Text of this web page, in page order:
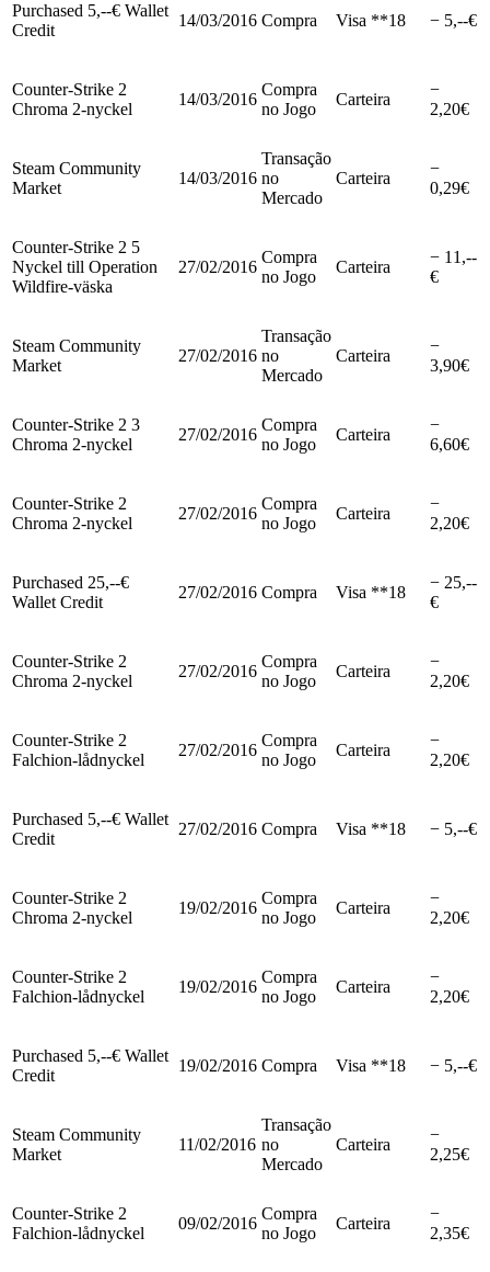
Purchased 5,--€ Wallet
Credit
14/03/2016 Compra Visa **18 − 5,--€
Counter-Strike 2
Chroma 2-nyckel
14/03/2016
Compra
no Jogo
Carteira
−
2,20€
Steam Community
Market
14/03/2016
Transação
no
Mercado
Carteira
−
0,29€
Counter-Strike 2 5
Nyckel till Operation
Wildfire-väska
27/02/2016
Compra
no Jogo
Carteira
− 11,--
€
Steam Community
Market
27/02/2016
Transação
no
Mercado
Carteira
−
3,90€
Counter-Strike 2 3
Chroma 2-nyckel
27/02/2016
Compra
no Jogo
Carteira
−
6,60€
Counter-Strike 2
Chroma 2-nyckel
27/02/2016
Compra
no Jogo
Carteira
−
2,20€
Purchased 25,--€
Wallet Credit
27/02/2016 Compra Visa **18
− 25,--
€
Counter-Strike 2
Chroma 2-nyckel
27/02/2016
Compra
no Jogo
Carteira
−
2,20€
Counter-Strike 2
Falchion-lådnyckel
27/02/2016
Compra
no Jogo
Carteira
−
2,20€
Purchased 5,--€ Wallet
Credit
27/02/2016 Compra Visa **18 − 5,--€
Counter-Strike 2
Chroma 2-nyckel
19/02/2016
Compra
no Jogo
Carteira
−
2,20€
Counter-Strike 2
Falchion-lådnyckel
19/02/2016
Compra
no Jogo
Carteira
−
2,20€
Purchased 5,--€ Wallet
Credit
19/02/2016 Compra Visa **18 − 5,--€
Steam Community
Market
11/02/2016
Transação
no
Mercado
Carteira
−
2,25€
Counter-Strike 2
Falchion-lådnyckel
09/02/2016
Compra
no Jogo
Carteira
−
2,35€